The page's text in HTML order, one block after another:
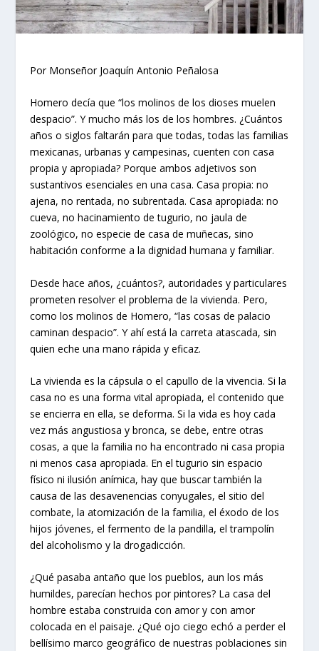
Por Monseñor Joaquín Antonio Peñalosa
Homero decía que “los molinos de los dioses muelen
despacio”. Y mucho más los de los hombres. ¿Cuántos
años o siglos faltarán para que todas, todas las familias
mexicanas, urbanas y campesinas, cuenten con casa
propia y apropiada? Porque ambos adjetivos son
sustantivos esenciales en una casa. Casa propia: no
ajena, no rentada, no subrentada. Casa apropiada: no
cueva, no hacinamiento de tugurio, no jaula de
zoológico, no especie de casa de muñecas, sino
habitación conforme a la dignidad humana y familiar.
Desde hace años, ¿cuántos?, autoridades y particulares
prometen resolver el problema de la vivienda. Pero,
como los molinos de Homero, “las cosas de palacio
caminan despacio”. Y ahí está la carreta atascada, sin
quien eche una mano rápida y eficaz.
La vivienda es la cápsula o el capullo de la vivencia. Si la
casa no es una forma vital apropiada, el contenido que
se encierra en ella, se deforma. Si la vida es hoy cada
vez más angustiosa y bronca, se debe, entre otras
cosas, a que la familia no ha encontrado ni casa propia
ni menos casa apropiada. En el tugurio sin espacio
físico ni ilusión anímica, hay que buscar también la
causa de las desavenencias conyugales, el sitio del
combate, la atomización de la familia, el éxodo de los
hijos jóvenes, el fermento de la pandilla, el trampolín
del alcoholismo y la drogadicción.
¿Qué pasaba antaño que los pueblos, aun los más
humildes, parecían hechos por pintores? La casa del
hombre estaba construida con amor y con amor
colocada en el paisaje. ¿Qué ojo ciego echó a perder el
bellísimo marco geográfico de nuestras poblaciones sin